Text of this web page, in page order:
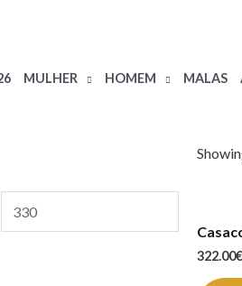
MULHER HOMEM MALAS
322.00€